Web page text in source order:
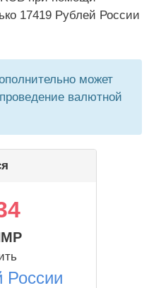
17419 Рублей России
может
валютной
России